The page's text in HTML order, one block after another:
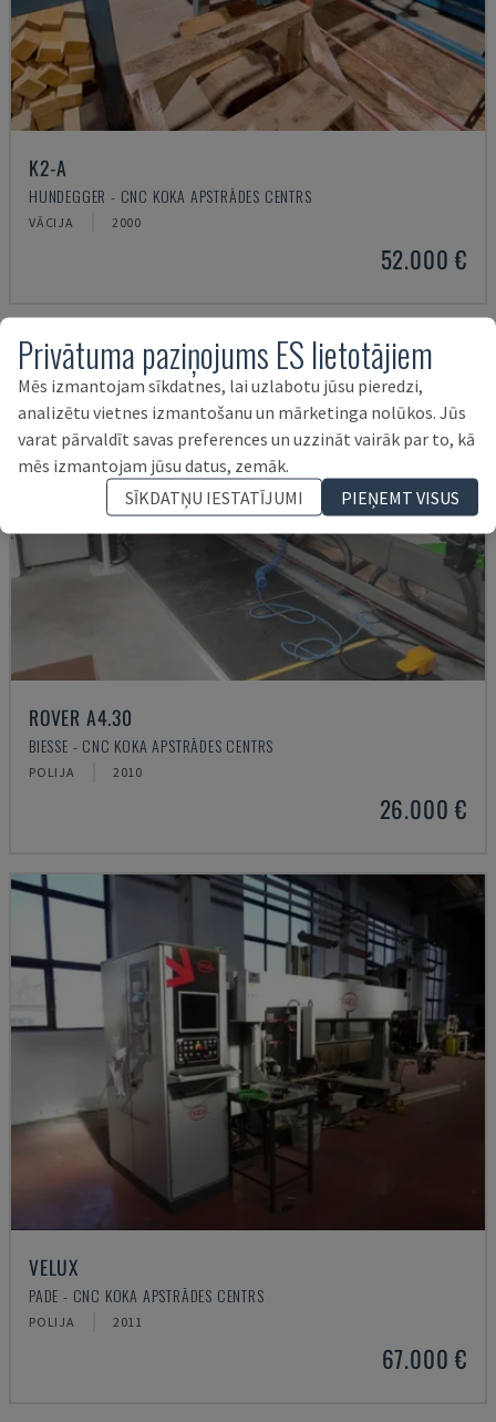
K2-A
HUNDEGGER - CNC KOKA APSTRĀDES CENTRS
VĀCIJA 2000
52.000 €
ROVER A4.30
BIESSE - CNC KOKA APSTRĀDES CENTRS
POLIJA 2010
26.000 €
VELUX
PADE - CNC KOKA APSTRĀDES CENTRS
POLIJA 2011
67.000 €
Privātuma paziņojums ES lietotājiem
Mēs izmantojam sīkdatnes, lai uzlabotu jūsu pieredzi,
analizētu vietnes izmantošanu un mārketinga nolūkos. Jūs
varat pārvaldīt savas preferences un uzzināt vairāk par to, kā
mēs izmantojam jūsu datus, zemāk.
SĪKDATŅU IESTATĪJUMI
PIEŅEMT VISUS